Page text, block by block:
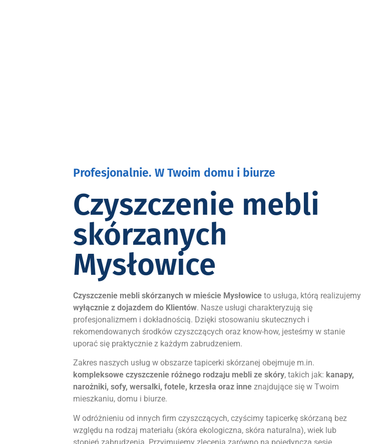
Profesjonalnie. W Twoim domu i biurze
Czyszczenie mebli
skórzanych
Mysłowice
Czyszczenie mebli skórzanych w mieście Mysłowiceto usługa, którą realizujemy
wyłącznie z dojazdem do Klientów. Nasze usługi charakteryzują się
profesjonalizmem i dokładnością. Dzięki stosowaniu skutecznych i
rekomendowanych środków czyszczących oraz know-how, jesteśmy w stanie
uporać się praktycznie z każdym zabrudzeniem.
Zakres naszych usług w obszarze tapicerki skórzanej obejmuje m.in.
kompleksowe czyszczenie różnego rodzaju mebli ze skóry, takich jak: kanapy,
narożniki, sofy, wersalki, fotele, krzesła oraz inneznajdujące się w Twoim
mieszkaniu, domu i biurze.
W odróżnieniu od innych firm czyszczących, czyścimy tapicerkę skórzaną bez
względu na rodzaj materiału (skóra ekologiczna, skóra naturalna), wiek lub
stopień zabrudzenia. Przyjmujemy zlecenia zarówno na pojedynczą sesję